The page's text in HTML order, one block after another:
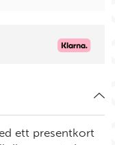
ett presentkort